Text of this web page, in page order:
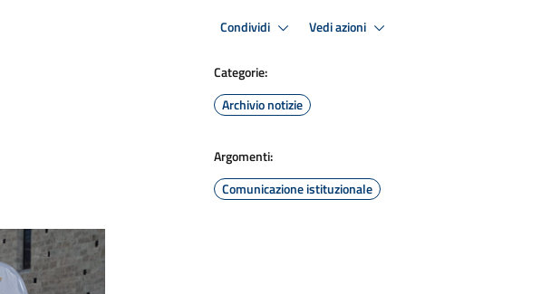
Condividi Vedi azioni
Categorie:
Archivio notizie
Argomenti:
Comunicazione istituzionale